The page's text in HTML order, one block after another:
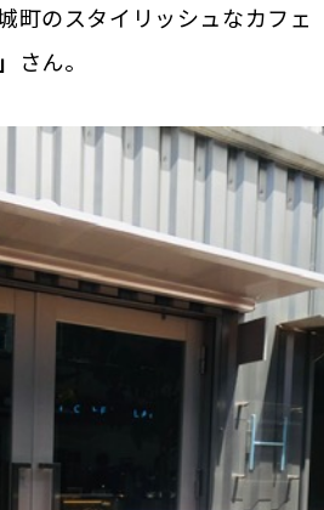
町のスタイリッシュなカフェ
さん。